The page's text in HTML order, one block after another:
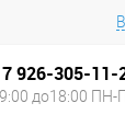
926-305-11-
до18:00 ПН-